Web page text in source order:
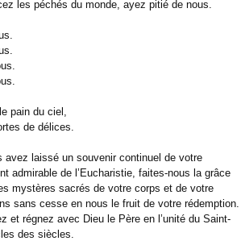
les péchés du monde, ayez pitié de nous.
pain du ciel,
de délices.
avez laissé un souvenir continuel de votre
admirable de l’Eucharistie, faites-nous la grâce
mystères sacrés de votre corps et de votre
sans cesse en nous le fruit de votre rédemption.
et régnez avec Dieu le Père en l’unité du Saint-
des siècles.